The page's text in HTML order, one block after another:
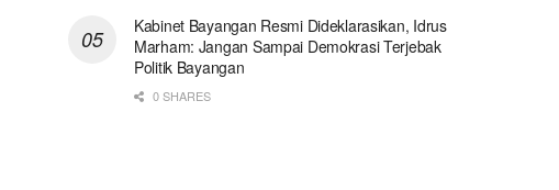
Kabinet Bayangan Resmi Dideklarasikan, Idrus
Marham: Jangan Sampai Demokrasi Terjebak
Politik Bayangan
0 SHARES